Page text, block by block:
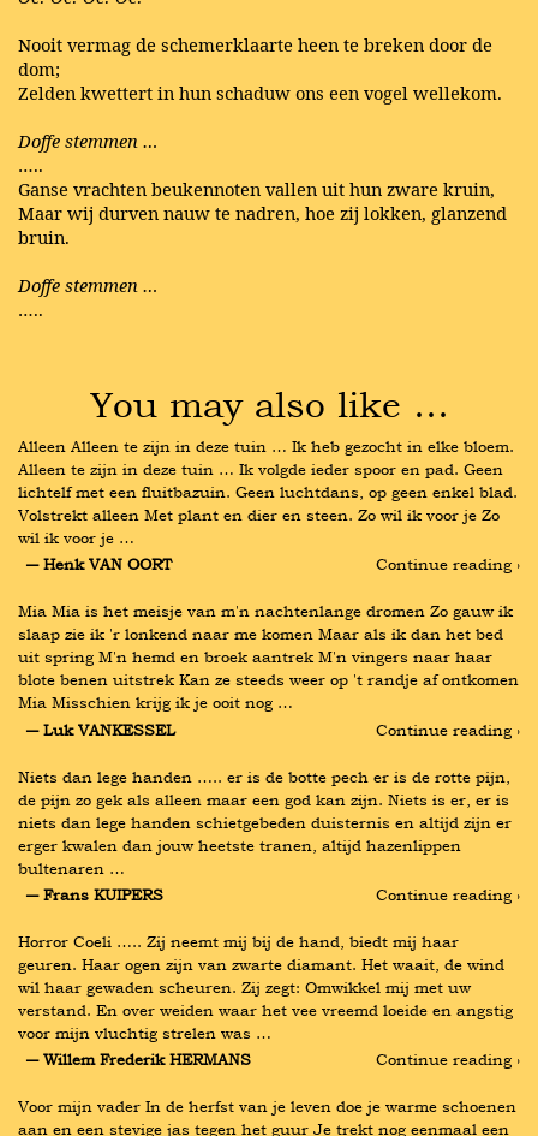
Nooit vermag de schemerklaarte heen te breken door de
dom;
Zelden kwettert in hun schaduw ons een vogel wellekom.
Doffe stemmen …
…..
Ganse vrachten beukennoten vallen uit hun zware kruin,
Maar wij durven nauw te nadren, hoe zij lokken, glanzend
bruin.
Doffe stemmen …
…..
You may also like …
Alleen Alleen te zijn in deze tuin … Ik heb gezocht in elke bloem.
Alleen te zijn in deze tuin … Ik volgde ieder spoor en pad. Geen
lichtelf met een fluitbazuin. Geen luchtdans, op geen enkel blad.
Volstrekt alleen Met plant en dier en steen. Zo wil ik voor je Zo
wil ik voor je …
― Henk VAN OORT
Continue reading ›
Mia Mia is het meisje van m'n nachtenlange dromen Zo gauw ik
slaap zie ik 'r lonkend naar me komen Maar als ik dan het bed
uit spring M'n hemd en broek aantrek M'n vingers naar haar
blote benen uitstrek Kan ze steeds weer op 't randje af ontkomen
Mia Misschien krijg ik je ooit nog …
― Luk VANKESSEL
Continue reading ›
Niets dan lege handen ….. er is de botte pech er is de rotte pijn,
de pijn zo gek als alleen maar een god kan zijn. Niets is er, er is
niets dan lege handen schietgebeden duisternis en altijd zijn er
erger kwalen dan jouw heetste tranen, altijd hazenlippen
bultenaren …
― Frans KUIPERS
Continue reading ›
Horror Coeli ….. Zij neemt mij bij de hand, biedt mij haar
geuren. Haar ogen zijn van zwarte diamant. Het waait, de wind
wil haar gewaden scheuren. Zij zegt: Omwikkel mij met uw
verstand. En over weiden waar het vee vreemd loeide en angstig
voor mijn vluchtig strelen was …
― Willem Frederik HERMANS
Continue reading ›
Voor mijn vader In de herfst van je leven doe je warme schoenen
aan en een stevige jas tegen het guur Je trekt nog eenmaal een